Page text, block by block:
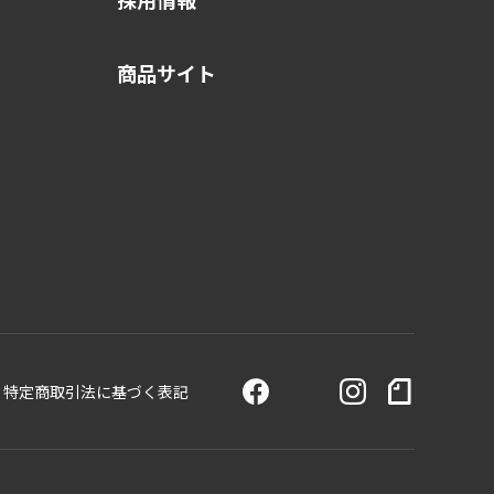
商品サイト
特定商取引法に基づく表記